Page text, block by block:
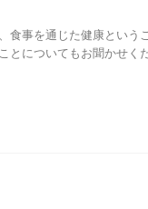
食事を通じた健康というこ
とについてもお聞かせく